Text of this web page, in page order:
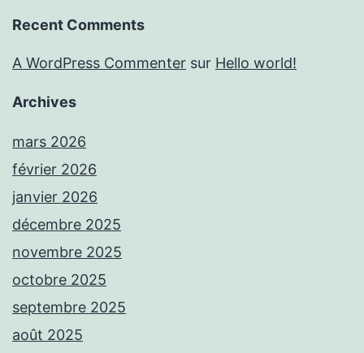
Recent Comments
A WordPress Commenter sur Hello world!
Archives
mars 2026
février 2026
janvier 2026
décembre 2025
novembre 2025
octobre 2025
septembre 2025
août 2025